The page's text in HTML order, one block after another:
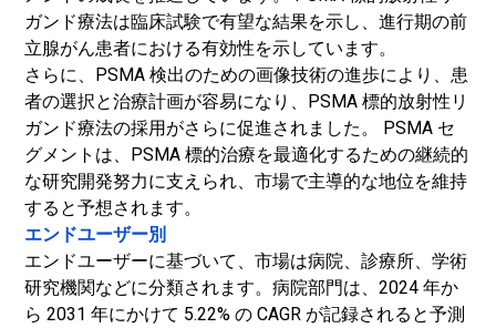
ガンド療法は臨床試験で有望な結果を示し、進行期の前
立腺がん患者における有効性を示しています。
さらに、PSMA 検出のための画像技術の進歩により、患
者の選択と治療計画が容易になり、PSMA 標的放射性リ
ガンド療法の採用がさらに促進されました。 PSMA セ
グメントは、PSMA 標的治療を最適化するための継続的
な研究開発努力に支えられ、市場で主導的な地位を維持
すると予想されます。
エンドユーザー別
エンドユーザーに基づいて、市場は病院、診療所、学術
研究機関などに分類されます。病院部門は、2024 年か
ら 2031 年にかけて 5.22% の CAGR が記録されると予測